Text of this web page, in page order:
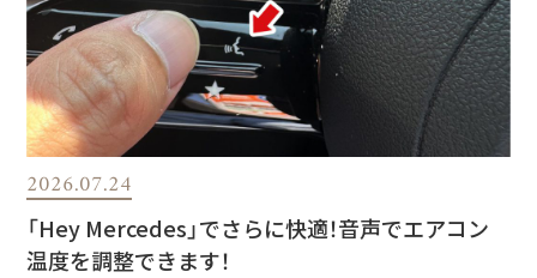
2026.07.24
「Hey Mercedes」でさらに快適！音声でエアコン
温度を調整できます！